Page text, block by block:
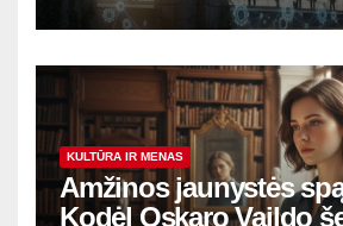
KULTŪRA IR MENAS
Amžinos jaunystės
Kodėl Oskaro Vaildo